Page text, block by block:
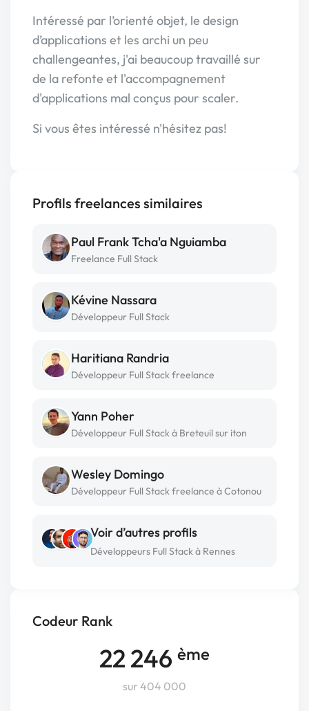
Codeur Rank
22 246 ème
sur 404 000
Intéressé par l’orienté objet, le design
d’applications et les archi un peu
challengeantes, j'ai beaucoup travaillé sur
de la refonte et l'accompagnement
d'applications mal conçus pour scaler.
Si vous êtes intéressé n'hésitez pas!
Profils freelances similaires
Paul Frank Tcha'a Nguiamba
Freelance Full Stack
Kévine Nassara
Développeur Full Stack
Haritiana Randria
Développeur Full Stack freelance
Yann Poher
Développeur Full Stack à Breteuil sur iton
Wesley Domingo
Développeur Full Stack freelance à Cotonou
Voir d’autres profils
Développeurs Full Stack à Rennes